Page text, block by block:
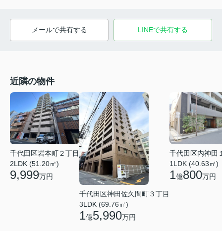
メールで共有する LINEで共有する
近隣の物件
千代田区岩本町２丁目
2LDK (51.20㎡)
9,999万円
千代田区神田佐久間町３丁目
3LDK (69.76㎡)
1億5,990万円
千代田区内神田
1LDK (40.63㎡)
1億800万円